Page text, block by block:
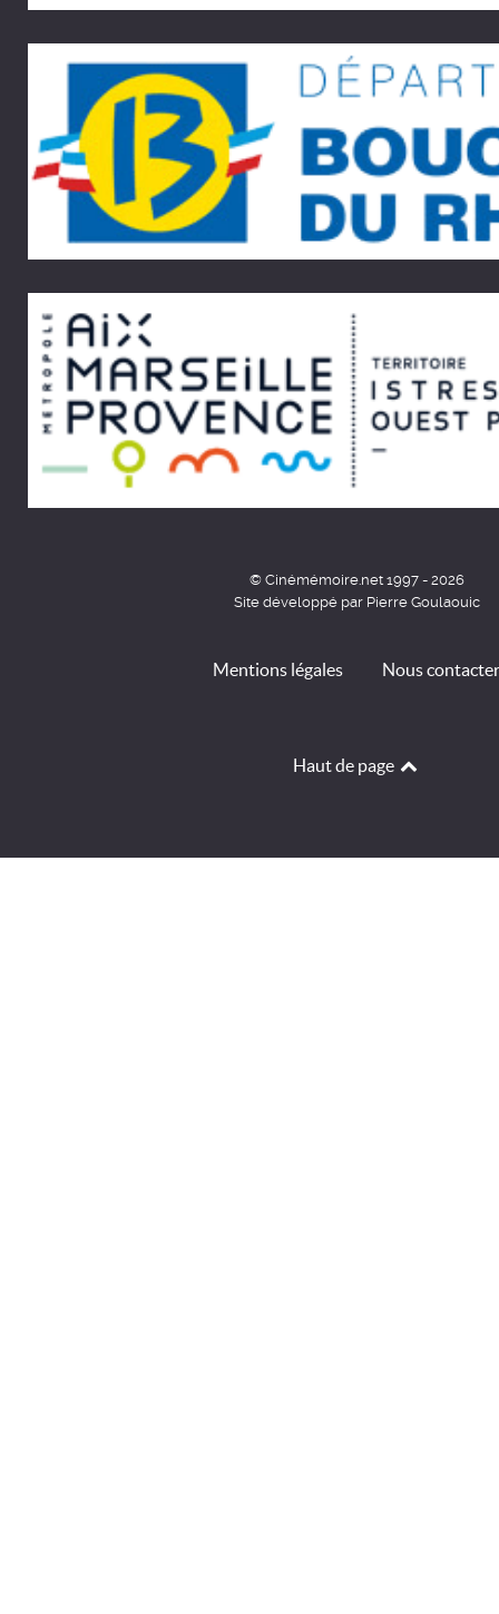
© Cinémémoire.net 1997 - 2026
Site développé par Pierre Goulaouic
Mentions légales Nous contacter
Haut de page